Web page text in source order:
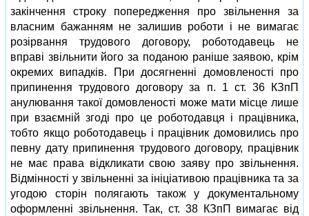
закінчення строку попередження про звільнення за
власним бажанням не залишив роботи і не вимагає
розірвання трудового договору, роботодавець не
вправі звільнити його за поданою раніше заявою, крім
окремих випадків. При досягненні домовленості про
припинення трудового договору за п. 1 ст. 36 КЗпП
анулювання такої домовленості може мати місце лише
при взаємній згоді про це роботодавця і працівника,
тобто якщо роботодавець і працівник домовились про
певну дату припинення трудового договору, працівник
не має права відкликати свою заяву про звільнення.
Відмінності у звільненні за ініціативою працівника та за
угодою сторін полягають також у документальному
оформленні звільнення. Так, ст. 38 КЗпП вимагає від